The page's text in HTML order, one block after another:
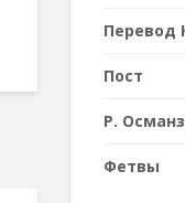
Перевод
Пост
Р.
Фетвы